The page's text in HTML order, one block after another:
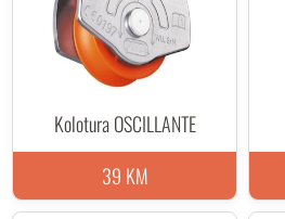
Materijali: aluminij, nehrđajući čelik
Certifikati: CE EN 12278, UIAA,
494 Light
Kolotura OSCILLANTE
39 KM